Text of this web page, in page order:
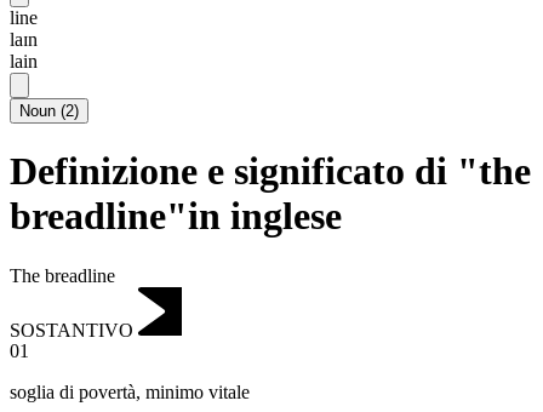
line
laɪn
lain
Noun (2)
Definizione e significato di "the
breadline"in inglese
The breadline
SOSTANTIVO
01
soglia di povertà, minimo vitale